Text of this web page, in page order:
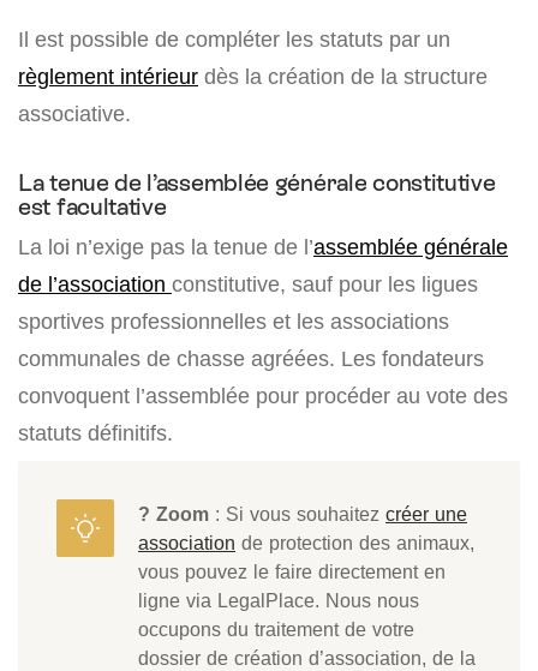
Il est possible de compléter les statuts par un
règlement intérieur dès la création de la structure
associative.
La tenue de l’assemblée générale constitutive
est facultative
La loi n’exige pas la tenue de l’assemblée générale
de l’association constitutive, sauf pour les ligues
sportives professionnelles et les associations
communales de chasse agréées. Les fondateurs
convoquent l’assemblée pour procéder au vote des
statuts définitifs.
? Zoom : Si vous souhaitez créer une
association de protection des animaux,
vous pouvez le faire directement en
ligne via LegalPlace. Nous nous
occupons du traitement de votre
dossier de création d’association, de la